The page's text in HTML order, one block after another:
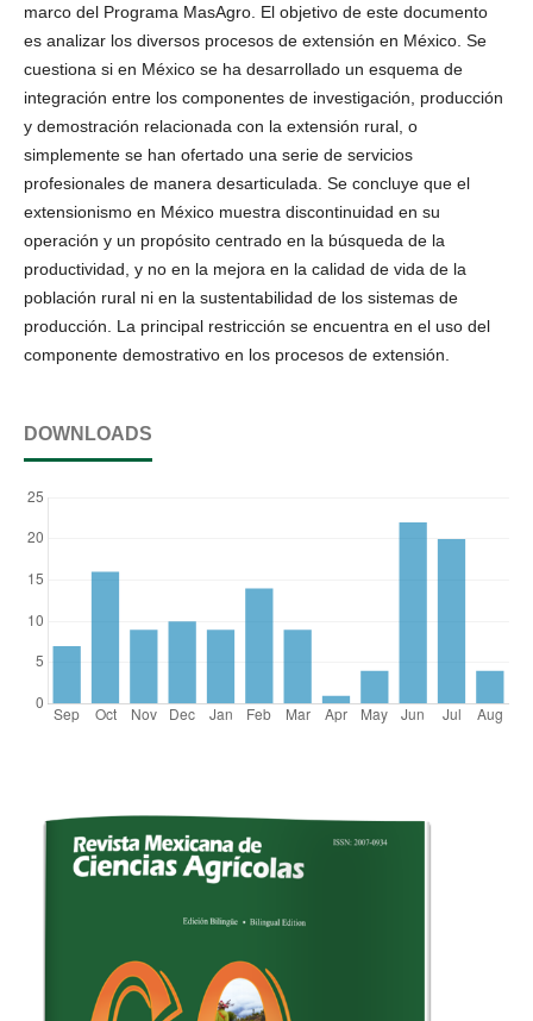
marco del Programa MasAgro. El objetivo de este documento
es analizar los diversos procesos de extensión en México. Se
cuestiona si en México se ha desarrollado un esquema de
integración entre los componentes de investigación, producción
y demostración relacionada con la extensión rural, o
simplemente se han ofertado una serie de servicios
profesionales de manera desarticulada. Se concluye que el
extensionismo en México muestra discontinuidad en su
operación y un propósito centrado en la búsqueda de la
productividad, y no en la mejora en la calidad de vida de la
población rural ni en la sustentabilidad de los sistemas de
producción. La principal restricción se encuentra en el uso del
componente demostrativo en los procesos de extensión.
DOWNLOADS